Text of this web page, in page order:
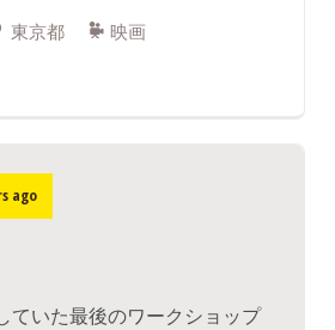
東京都 映画
ago
ていた最後のワークショップ